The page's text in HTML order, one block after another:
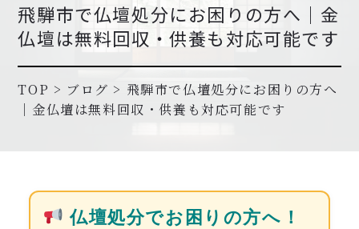
北陸三県外の方
よくあるご質問
協力店募集について
0120-962-856
受付時間：24時間受付 定休日：なし
飛騨市で仏壇処分にお困りの方へ｜金
仏壇は無料回収・供養も対応可能です
TOP > ブログ > 飛騨市で仏壇処分にお困りの方へ
｜金仏壇は無料回収・供養も対応可能です
仏壇処分でお困りの方へ！